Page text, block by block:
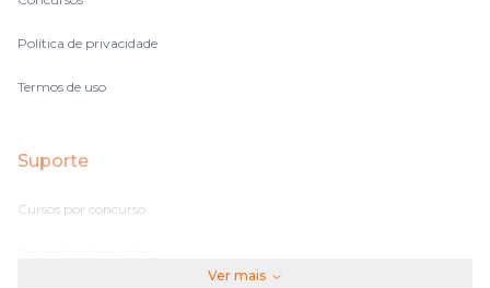
Política de privacidade
Termos de uso
Suporte
Cursos por concurso
Ver mais